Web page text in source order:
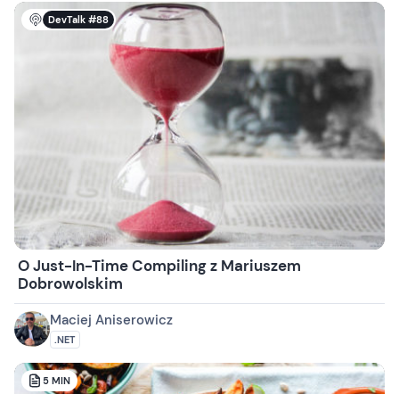
DevTalk #88
O Just-In-Time Compiling z Mariuszem
Dobrowolskim
Maciej Aniserowicz
.NET
5 MIN